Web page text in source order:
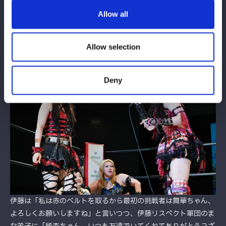
Allow all
Allow selection
Deny
思っているよ。私もHANAKOがそばにいてくれたらめちゃくちゃ
心強いし。ただ今は赤いベルトを目指しているので、もうちょっ
とだけ待っててね」と言うと、HANAKOは「いいよ」と応じ抱擁
伊藤は「私は赤のベルトを取るから最初の挑戦者は舞華ちゃん、
よろしくお願いしますね」と言いつつ、伊藤リスペクト軍団のま